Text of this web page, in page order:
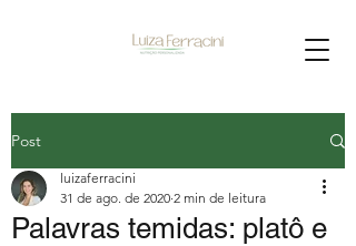
Post
Palavras temidas: platô e
luizaferracini
31 de ago. de 2020 2 min de leitura